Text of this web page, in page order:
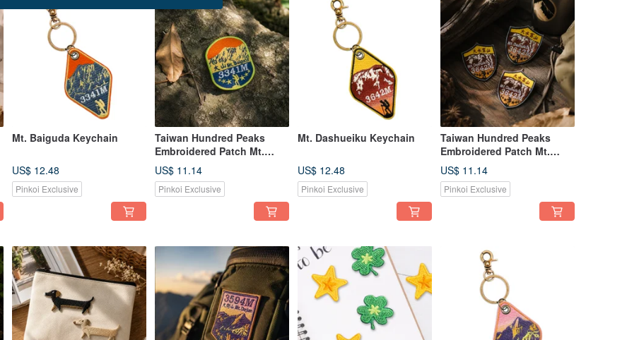
Mt. Baiguda Keychain
US$ 12.48
Pinkoi Exclusive
Taiwan Hundred Peaks
Embroidered Patch Mt.
Baiguda
US$ 11.14
Pinkoi Exclusive
Mt. Dashueiku Keychain
US$ 12.48
Pinkoi Exclusive
Taiwan Hundred Peaks
Embroidered Patch Mt.
Dashueiku
US$ 11.14
Pinkoi Exclusive